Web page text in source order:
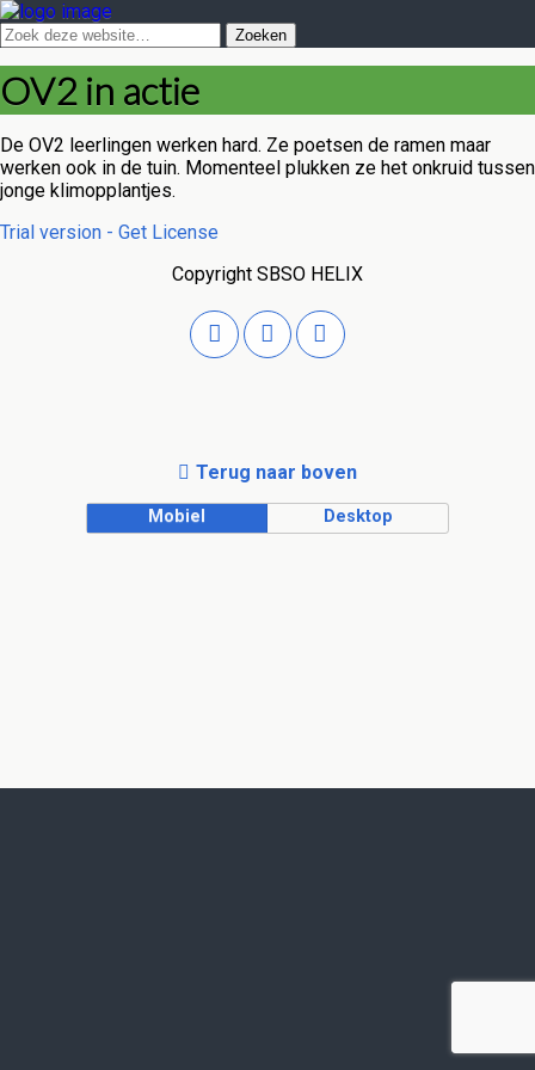
OV2 in actie
De OV2 leerlingen werken hard. Ze poetsen de ramen maar
werken ook in de tuin. Momenteel plukken ze het onkruid tussen
jonge klimopplantjes.
Trial version - Get License
Copyright SBSO HELIX
Terug naar boven
Mobiel Desktop